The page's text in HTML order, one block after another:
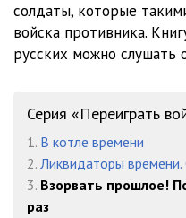
020
021
023
024
025
солдаты, которые
войска противника.
русских можно слушать
Серия «Переиграть
1. В котле времени
2. Ликвидаторы
3. Взорвать прошлое!
раз